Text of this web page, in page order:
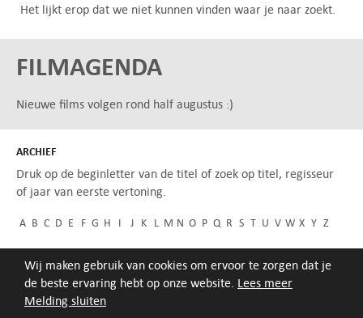
Melding sluiten
Wij maken gebruik van cookies om ervoor te zorgen dat je
de beste ervaring hebt op onze website. Lees meer
Het lijkt erop dat we niet kunnen vinden waar je naar zoekt.
FILMAGENDA
Nieuwe films volgen rond half augustus :)
ARCHIEF
Druk op de beginletter van de titel of zoek op titel, regisseur
of jaar van eerste vertoning.
A B C D E F G H I J K L M N O P Q R S T U V W X Y Z